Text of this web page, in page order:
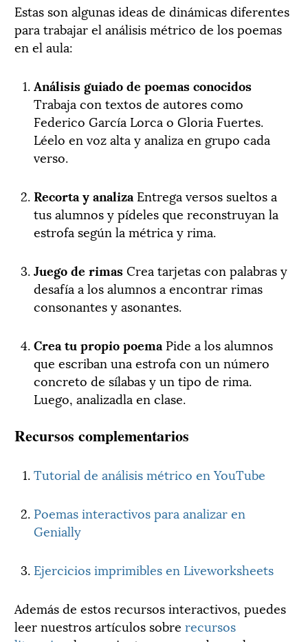
Estas son algunas ideas de dinámicas diferentes
para trabajar el análisis métrico de los poemas
en el aula:
Análisis guiado de poemas conocidos
Trabaja con textos de autores como
Federico García Lorca o Gloria Fuertes.
Léelo en voz alta y analiza en grupo cada
verso.
Recorta y analiza Entrega versos sueltos a
tus alumnos y pídeles que reconstruyan la
estrofa según la métrica y rima.
Juego de rimasCrea tarjetas con palabras y
desafía a los alumnos a encontrar rimas
consonantes y asonantes.
Crea tu propio poema Pide a los alumnos
que escriban una estrofa con un número
concreto de sílabas y un tipo de rima.
Luego, analizadla en clase.
Recursos complementarios
Tutorial de análisis métrico en YouTube
Poemas interactivos para analizar en
Genially
Ejercicios imprimibles en Liveworksheets
Además de estos recursos interactivos, puedes
leer nuestros artículos sobre recursos